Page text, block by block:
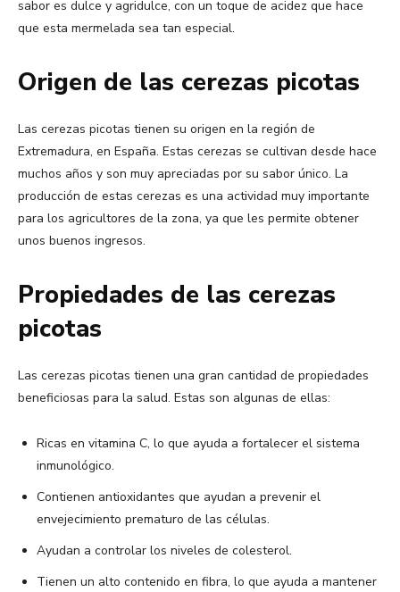
sabor es dulce y agridulce, con un toque de acidez que hace
que esta mermelada sea tan especial.
Origen de las cerezas picotas
Las cerezas picotas tienen su origen en la región de
Extremadura, en España. Estas cerezas se cultivan desde hace
muchos años y son muy apreciadas por su sabor único. La
producción de estas cerezas es una actividad muy importante
para los agricultores de la zona, ya que les permite obtener
unos buenos ingresos.
Propiedades de las cerezas
picotas
Las cerezas picotas tienen una gran cantidad de propiedades
beneficiosas para la salud. Estas son algunas de ellas:
Ricas en vitamina C, lo que ayuda a fortalecer el sistema
inmunológico.
Contienen antioxidantes que ayudan a prevenir el
envejecimiento prematuro de las células.
Ayudan a controlar los niveles de colesterol.
Tienen un alto contenido en fibra, lo que ayuda a mantener